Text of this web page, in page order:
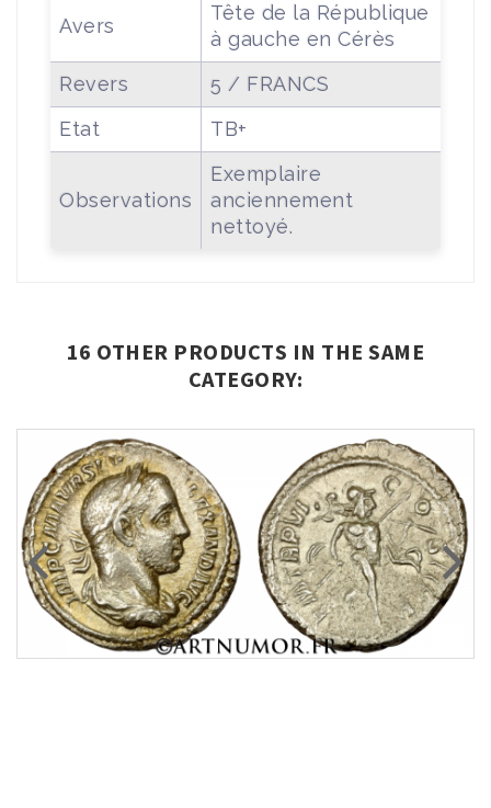
Avers
Tête de la République
à gauche en Cérès
Revers
5 / FRANCS
Etat
TB+
Observations
Exemplaire
anciennement
nettoyé.
16 OTHER PRODUCTS IN THE SAME
CATEGORY: